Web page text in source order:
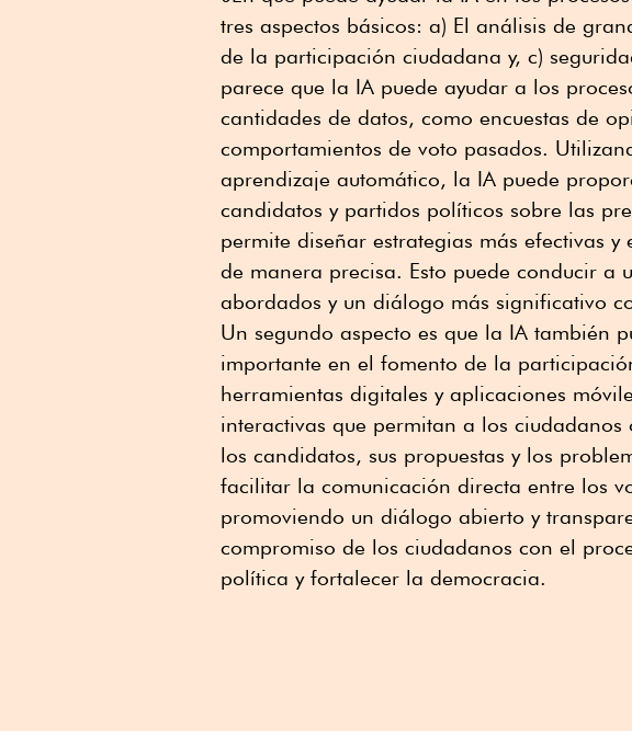
tres aspectos básicos: a) El análisis de
de la participación ciudadana y, c)
parece que la IA puede ayudar a los
cantidades de datos, como encuestas de
comportamientos de voto pasados.
aprendizaje automático, la IA puede
candidatos y partidos políticos sobre las
permite diseñar estrategias más efectivas
de manera precisa. Esto puede conducir a
abordados y un diálogo más significativo
Un segundo aspecto es que la IA también
importante en el fomento de la
herramientas digitales y aplicaciones
interactivas que permitan a los
los candidatos, sus propuestas y los
facilitar la comunicación directa entre los
promoviendo un diálogo abierto y
compromiso de los ciudadanos con el
política y fortalecer la democracia.